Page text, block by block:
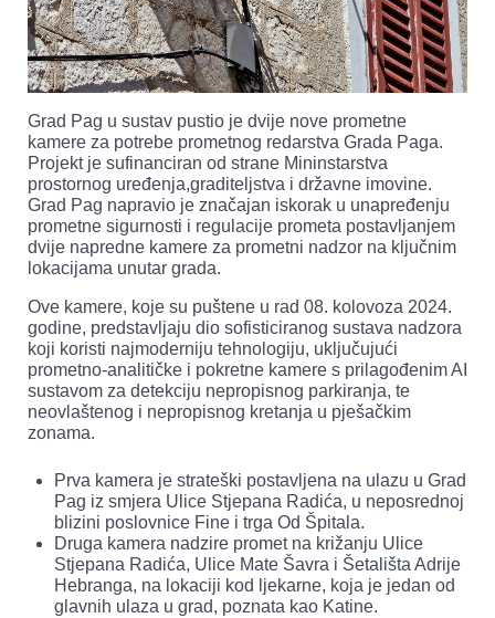
Grad Pag u sustav pustio je dvije nove prometne
kamere za potrebe prometnog redarstva Grada Paga.
Projekt je sufinanciran od strane Mininstarstva
prostornog uređenja,graditeljstva i državne imovine.
Grad Pag napravio je značajan iskorak u unapređenju
prometne sigurnosti i regulacije prometa postavljanjem
dvije napredne kamere za prometni nadzor na ključnim
lokacijama unutar grada.
Ove kamere, koje su puštene u rad 08. kolovoza 2024.
godine, predstavljaju dio sofisticiranog sustava nadzora
koji koristi najmoderniju tehnologiju, uključujući
prometno-analitičke i pokretne kamere s prilagođenim AI
sustavom za detekciju nepropisnog parkiranja, te
neovlaštenog i nepropisnog kretanja u pješačkim
zonama.
Prva kamera je strateški postavljena na ulazu u Grad
Pag iz smjera Ulice Stjepana Radića, u neposrednoj
blizini poslovnice Fine i trga Od Špitala.
Druga kamera nadzire promet na križanju Ulice
Stjepana Radića, Ulice Mate Šavra i Šetališta Adrije
Hebranga, na lokaciji kod ljekarne, koja je jedan od
glavnih ulaza u grad, poznata kao Katine.